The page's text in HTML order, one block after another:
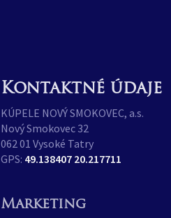
Kontaktné údaje
KÚPELE NOVÝ SMOKOVEC, a.s.
Nový Smokovec 32
062 01 Vysoké Tatry
GPS: 49.138407 20.217711
Marketing